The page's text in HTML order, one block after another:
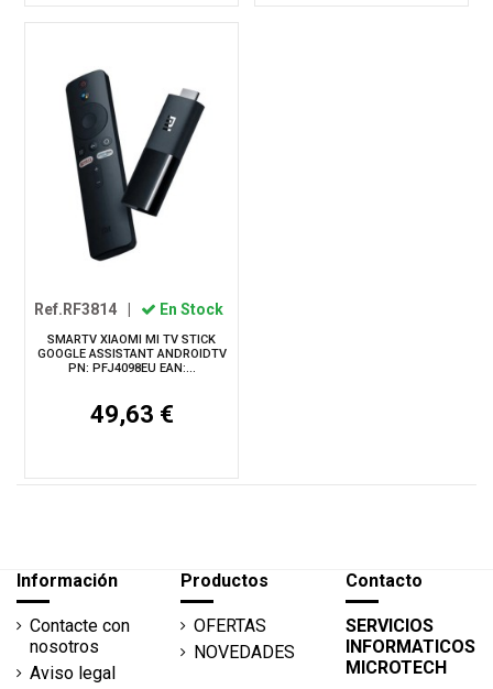
Ref.RF3814 En Stock
SMARTV XIAOMI MI TV STICK
GOOGLE ASSISTANT ANDROIDTV
PN: PFJ4098EU EAN:...
49,63 €
Información
Contacte con
nosotros
Aviso legal
Productos
OFERTAS
NOVEDADES
Contacto
SERVICIOS
INFORMATICOS
MICROTECH